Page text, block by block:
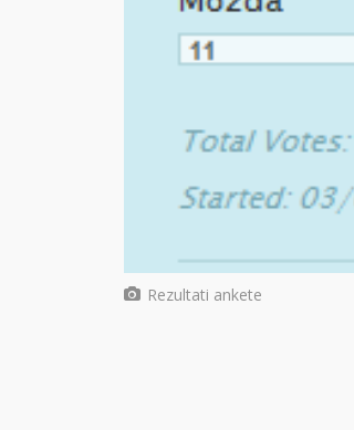
Rezultati ankete